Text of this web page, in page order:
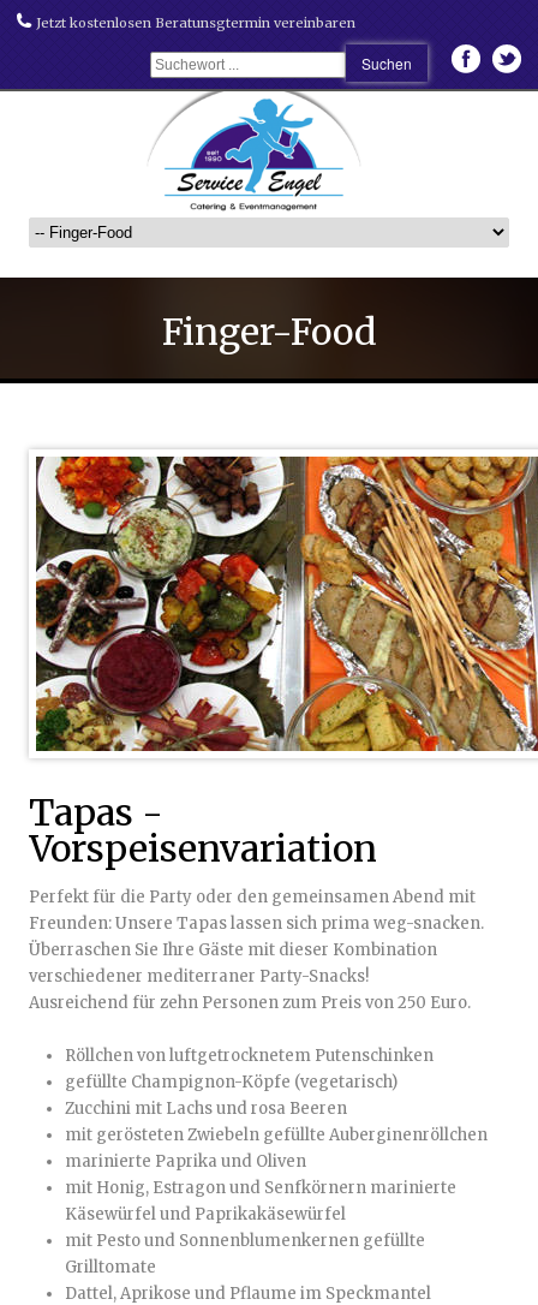
Jetzt kostenlosen Beratunsgtermin vereinbaren
Finger-Food
Tapas -
Vorspeisenvariation
Perfekt für die Party oder den gemeinsamen Abend mit
Freunden: Unsere Tapas lassen sich prima weg-snacken.
Überraschen Sie Ihre Gäste mit dieser Kombination
verschiedener mediterraner Party-Snacks!
Ausreichend für zehn Personen zum Preis von 250 Euro.
Röllchen von luftgetrocknetem Putenschinken
gefüllte Champignon-Köpfe (vegetarisch)
Zucchini mit Lachs und rosa Beeren
mit gerösteten Zwiebeln gefüllte Auberginenröllchen
marinierte Paprika und Oliven
mit Honig, Estragon und Senfkörnern marinierte
Käsewürfel und Paprikakäsewürfel
mit Pesto und Sonnenblumenkernen gefüllte
Grilltomate
Dattel, Aprikose und Pflaume im Speckmantel